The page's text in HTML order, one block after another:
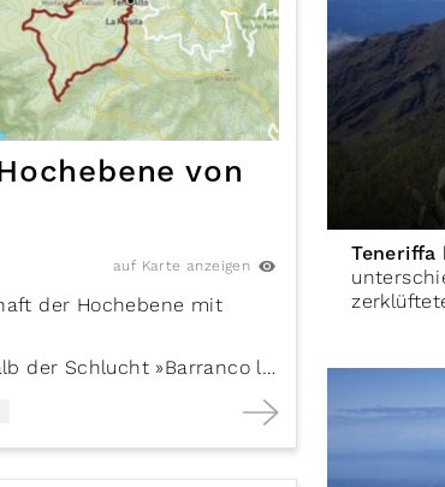
Hochebene von
von
auf Karte anzeigen
der Hochebene mit
der Schlucht »Barranco la
Bergrücken und
Teneriffa